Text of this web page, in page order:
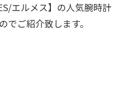
エルメス】の人気腕時計
でご紹介致します。